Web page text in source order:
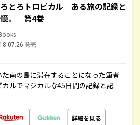
とろトロピカル ある旅の記録と
。 第4巻
発売
南の島に滞在することになった筆者
ルでマジカルな45日間の記録と記
詳細を見る